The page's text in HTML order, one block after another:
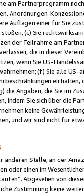
am Partnerprogramm
Anordnungen,
Auflagen einer für Sie
(c) Sie
der Teilnahme am
die in dieser
wenn Sie US-
(f) Sie alle
die Angaben, die Sie im
indem Sie sich über die
keine
und wir sind nicht für
anderen Stelle, an der
oder einen im
Abgesehen von
Zustimmung keine